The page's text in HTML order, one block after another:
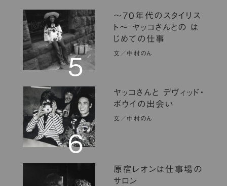
５
〜70年代のスタイリス
ト〜 ヤッコさんとの は
じめての仕事
文／中村のん
6
ヤッコさんと デヴィッド・
ボウイの出会い
文／中村のん
原宿レオンは仕事場の
サロン